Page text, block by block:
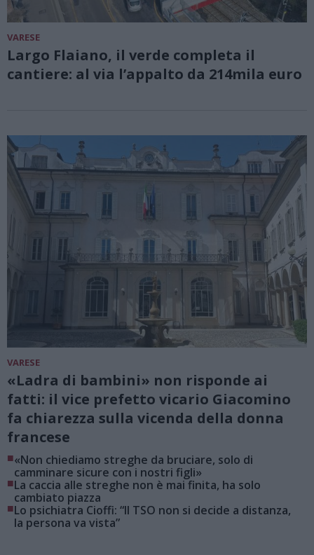
VARESE
Largo Flaiano, il verde completa il
cantiere: al via l’appalto da 214mila euro
VARESE
«Ladra di bambini» non risponde ai
fatti: il vice prefetto vicario Giacomino
fa chiarezza sulla vicenda della donna
francese
■«Non chiediamo streghe da bruciare, solo di
camminare sicure con i nostri figli»
■La caccia alle streghe non è mai finita, ha solo
cambiato piazza
■Lo psichiatra Cioffi: “Il TSO non si decide a distanza,
la persona va vista”